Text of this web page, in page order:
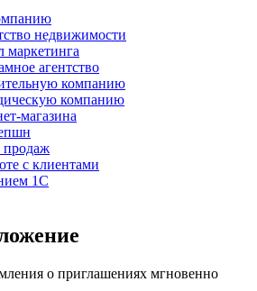
недвижимости
маркетинга
агентство
компанию
компанию
магазина
продаж
с клиентами
1С
о приглашениях мгновенно